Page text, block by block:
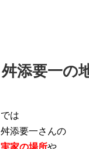
舛添要一の
では
舛添要一さんの
実家の場所や